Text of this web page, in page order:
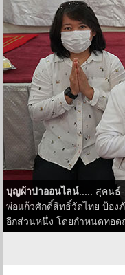
บุญผ้าป่าออนไลน์ ..... สุคน
พ่อแก้วศักดิ์สิทธิ์วัดไทย ป้อง
อีกส่วนหนึ่ง โดยกำหนดทอด